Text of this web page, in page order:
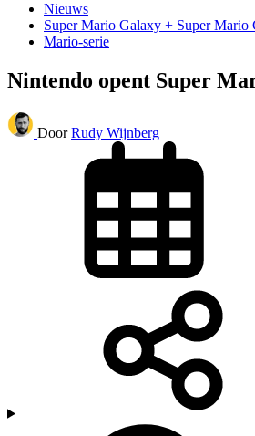
Nieuws
Super Mario Galaxy + Super Mario
Mario-serie
Nintendo opent Super
Door Rudy Wijnberg